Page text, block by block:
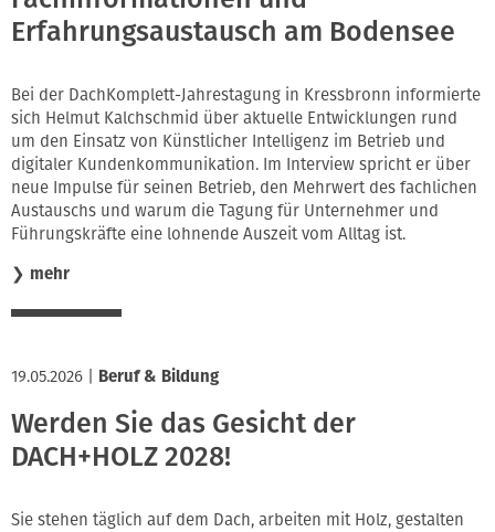
Erfahrungsaustausch am Bodensee
Bei der DachKomplett-Jahrestagung in Kressbronn informierte
sich Helmut Kalchschmid über aktuelle Entwicklungen rund
um den Einsatz von Künstlicher Intelligenz im Betrieb und
digitaler Kundenkommunikation. Im Interview spricht er über
neue Impulse für seinen Betrieb, den Mehrwert des fachlichen
Austauschs und warum die Tagung für Unternehmer und
Führungskräfte eine lohnende Auszeit vom Alltag ist.
❯ mehr
19.05.2026 Beruf & Bildung
Werden Sie das Gesicht der
DACH+HOLZ 2028!
Sie stehen täglich auf dem Dach, arbeiten mit Holz, gestalten